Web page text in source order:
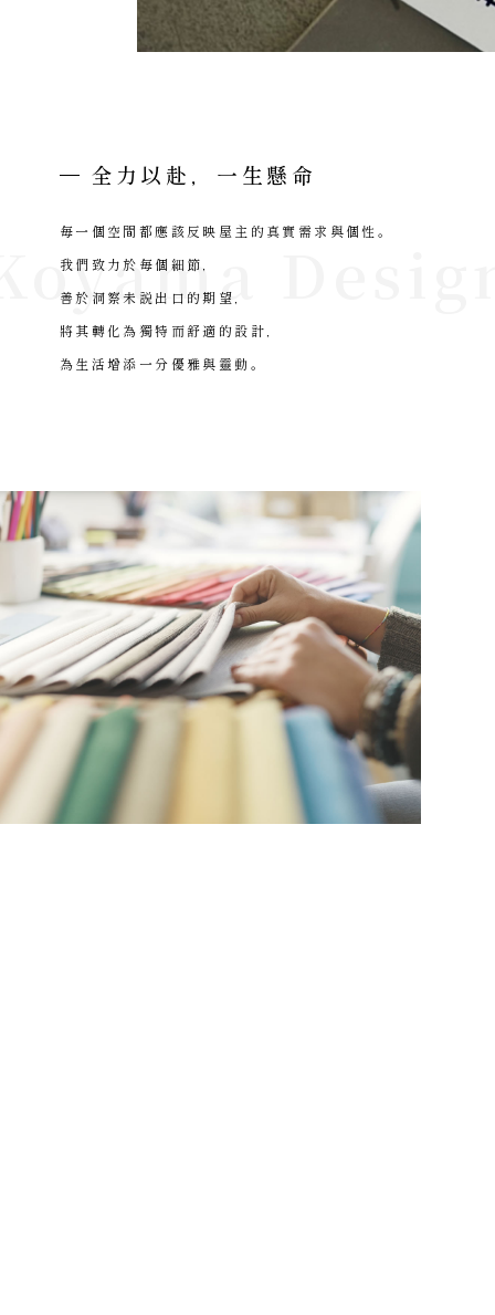
毎一個空間都應該反映屋主的真實需求與個性。
我們致力於毎個細節，
善於洞察未説出口的期望，
將其轉化為獨特而舒適的設計，
為生活增添一分優雅與靈動。
全力以赴，一生懸命